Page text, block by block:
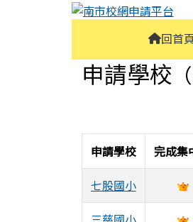
南市校網申請
回首
主內容區
申請學校
申請學校 完成集
七股國小
頁尾區域